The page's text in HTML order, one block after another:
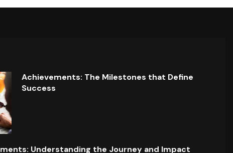
Achievements: The Milestones that Define
Success
Understanding the Journey and Impact